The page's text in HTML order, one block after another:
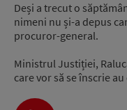
Deși a trecut o
nimeni nu și-a depus
procuror-general.
Ministrul Justiției,
care vor să se înscrie
Audio